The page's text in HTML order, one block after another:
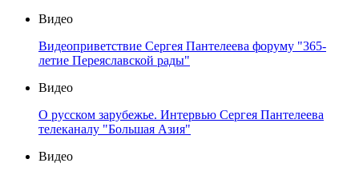
Видео
Видеоприветствие Сергея Пантелеева форуму "365-
летие Переяславской рады"
Видео
О русском зарубежье. Интервью Сергея Пантелеева
телеканалу "Большая Азия"
Видео